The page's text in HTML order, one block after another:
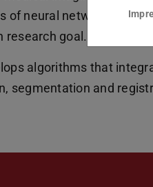
of neural network and
research goal.
algorithms that
segmentation and